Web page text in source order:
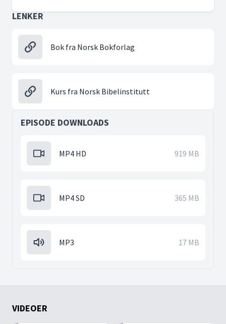
LENKER
Bok fra Norsk Bokforlag
Kurs fra Norsk Bibelinstitutt
EPISODE DOWNLOADS
MP4 HD 919 MB
MP4 SD 365 MB
MP3 17 MB
VIDEOER